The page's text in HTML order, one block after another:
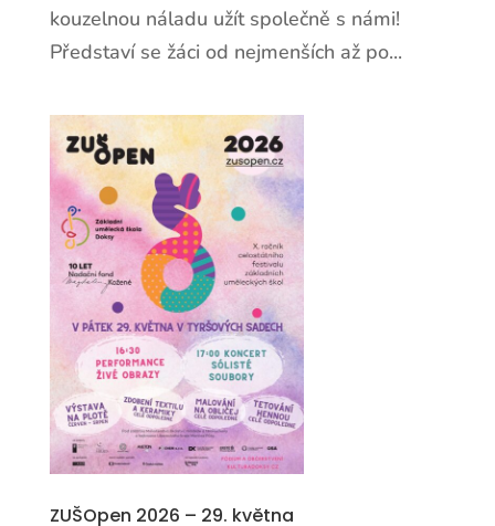
kouzelnou náladu užít společně s námi!
Představí se žáci od nejmenších až po...
ZUŠOpen 2026 – 29. května